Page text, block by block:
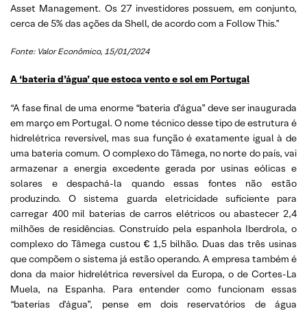
Asset Management. Os 27 investidores possuem, em conjunto,
cerca de 5% das ações da Shell, de acordo com a Follow This.”
Fonte: Valor Econômico, 15/01/2024
A ‘bateria d’água’ que estocavento e sol em Portugal
“A fase final de uma enorme “bateria d’água” deve ser inaugurada
em março em Portugal. O nome técnico desse tipo de estrutura é
hidrelétrica reversível, mas sua função é exatamente igual à de
uma bateria comum. O complexo do Tâmega, no norte do país, vai
armazenar a energia excedente gerada por usinas eólicas e
solares e despachá-la quando essas fontes não estão
produzindo. O sistema guarda eletricidade suficiente para
carregar 400 mil baterias de carros elétricos ou abastecer 2,4
milhões de residências. Construído pela espanhola Iberdrola, o
complexo do Tâmega custou € 1,5 bilhão. Duas das três usinas
que compõem o sistema já estão operando. A empresa também é
dona da maior hidrelétrica reversível da Europa, o de Cortes-La
Muela, na Espanha. Para entender como funcionam essas
“baterias d’água”, pense em dois reservatórios de água